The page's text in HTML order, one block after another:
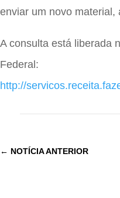
enviar um novo material,
A consulta está liberada
Federal:
http://
← NOTÍCIA ANTERIOR